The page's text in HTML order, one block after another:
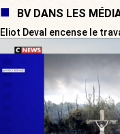
BV DANS LES
Eliot Deval encense le